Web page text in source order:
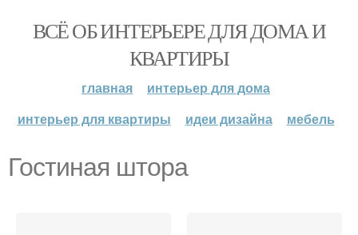
ВСЁ ОБ ИНТЕРЬЕРЕ ДЛЯ ДОМА И
КВАРТИРЫ
главная
интерьер для дома
интерьер для квартиры
идеи дизайна мебель
Гостиная штора